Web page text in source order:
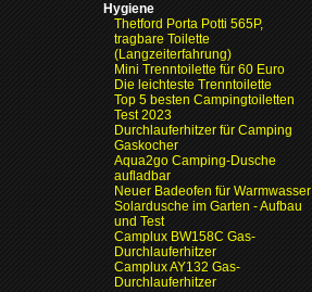
Hygiene
Thetford Porta Potti 565P,
tragbare Toilette
(Langzeiterfahrung)
Mini Trenntoilette für 60 Euro
Die leichteste Trenntoilette
Top 5 besten Campingtoiletten
Test 2023
Durchlauferhitzer für Camping
Gaskocher
Aqua2go Camping-Dusche
aufladbar
Neuer Badeofen für Warmwasser
Solardusche im Garten - Aufbau
und Test
Camplux BW158C Gas-
Durchlauferhitzer
Camplux AY132 Gas-
Durchlauferhitzer